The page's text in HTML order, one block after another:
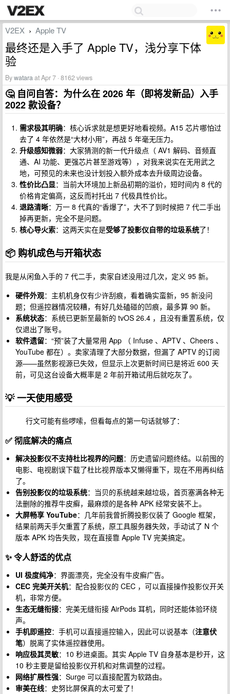
V2EX › Apple TV
最终还是入手了 Apple TV，浅分享下体
验
Bywataraat Apr 7 · 8162 views
🤔 自问自答：为什么在 2026 年（即将发新品）入手
2022 款设备？
需求极其明确：核心诉求就是想更好地看视频。A15 芯片哪怕过
去了 4 年依然是“大材小用”，再战 5 年毫无压力。
升级感知微弱：大家猜测的新一代升级点（ AV1 解码、音频直
通、AI 功能、更强芯片甚至游戏等），对我来说实在无用武之
地，可预见的未来也没计划投入额外成本去升级周边设备。
性价比凸显：当前大环境加上新品初期的溢价，短时间内 8 代的
价格肯定偏高，这反而衬托出 7 代极具性价比。
退路清晰：万一 8 代真的“香爆了”，大不了到时候把 7 代二手出
掉再更新，完全不是问题。
核心导火索：这两天实在是受够了投影仪自带的垃圾系统了！
📦 购机成色与开箱状态
我是从闲鱼入手的 7 代二手，卖家自述没用过几次，定义 95 新。
硬件外观：主机机身仅有少许刮痕，看着确实蛮新，95 新没问
题；但遥控器情况较糟，有好几处磕碰的凹痕，最多算 90 新。
系统状态：系统已更新至最新的 tvOS 26.4 ，且没有重置系统，仅
仅退出了账号。
软件遗留：“预”装了大量常用 App （ Infuse 、APTV 、Cheers 、
YouTube 都在）。卖家清理了大部分数据，但漏了 APTV 的订阅
源——虽然影视源已失效，但显示上次更新时间已是将近 600 天
前，可见这台设备大概率是 2 年前开箱试用后就吃灰了。
💡 一天使用感受
行文可能有些啰嗦，但看每点的第一句话就够了：
✅ 彻底解决的痛点
解决投影仪不支持杜比视界的问题：历史遗留问题终结。以前囤的
电影、电视剧误下载了杜比视界版本又懒得重下，现在不用再纠结
了。
告别投影仪的垃圾系统：当贝的系统越来越垃圾，首页塞满各种无
法删除的推荐牛皮癣，最麻烦的是各种 APK 经常安装不上。
大屏畅享 YouTube：几年前我曾折腾投影仪装了 Google 框架，
结果前两天手欠重置了系统，原工具服务器失效，手动试了 N 个
版本 APK 均告失败，现在直接靠 Apple TV 完美搞定。
✨ 令人舒适的优点
UI 极度纯净：界面漂亮，完全没有牛皮癣广告。
CEC 完美开关机：配合投影仪的 CEC ，可以直接操作投影仪开关
机，非常方便。
生态无缝衔接：完美无缝衔接 AirPods 耳机，同时还能体验环绕
声。
手机即遥控：手机可以直接遥控输入，因此可以说基本（注意伏
笔）脱离了实体遥控器使用。
响应极其灵敏：10 秒进桌面。其实 Apple TV 自身基本是秒开，这
10 秒主要是留给投影仪开机和对焦调整的过程。
网络扩展性强：Surge 可以直接配置为软路由。
审美在线：史努比屏保真的太可爱了！